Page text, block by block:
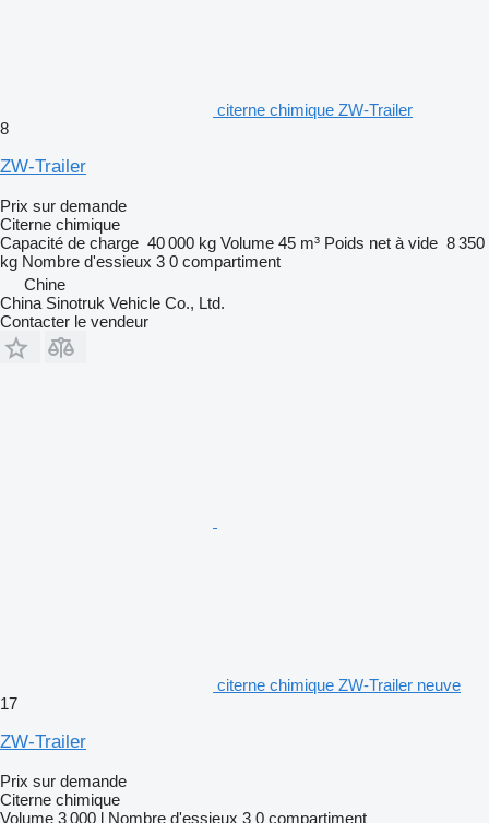
citerne chimique ZW-Trailer
8
ZW-Trailer
Prix sur demande
Citerne chimique
Capacité de charge 40 000 kg Volume 45 m³ Poids net à vide 8 350
kg Nombre d'essieux 3 0 compartiment
Chine
China Sinotruk Vehicle Co., Ltd.
Contacter le vendeur
citerne chimique ZW-Trailer neuve
17
ZW-Trailer
Prix sur demande
Citerne chimique
Volume 3 000 l Nombre d'essieux 3 0 compartiment